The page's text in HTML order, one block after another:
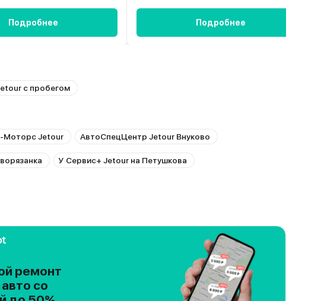
Подробнее Подробнее
с пробегом
Моторс Jetour АвтоСпецЦентр Jetour Внуково
У Сервис+ Jetour на Петушкова
ремонт
со